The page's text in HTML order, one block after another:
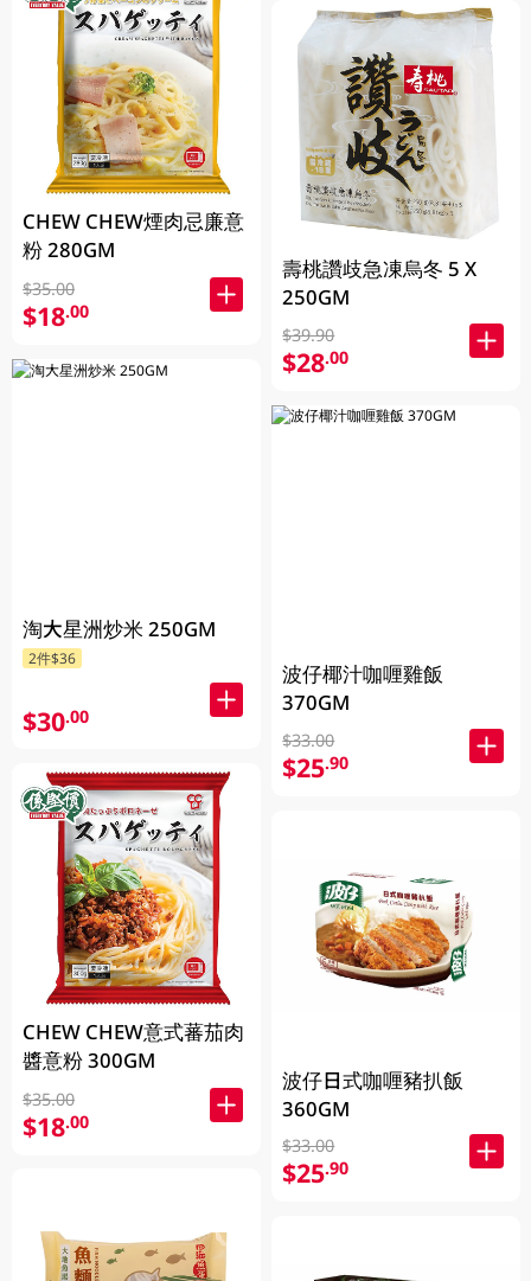
CHEW CHEW煙肉忌廉意
粉 280GM
$35.00
$18.00
淘大星洲炒米 250GM
2件$36
$30.00
CHEW CHEW意式蕃茄肉
醬意粉 300GM
$35.00
$18.00
壽桃讚歧急凍烏冬 5 X
250GM
$39.90
$28.00
波仔椰汁咖喱雞飯
370GM
$33.00
$25.90
波仔日式咖喱豬扒飯
360GM
$33.00
$25.90